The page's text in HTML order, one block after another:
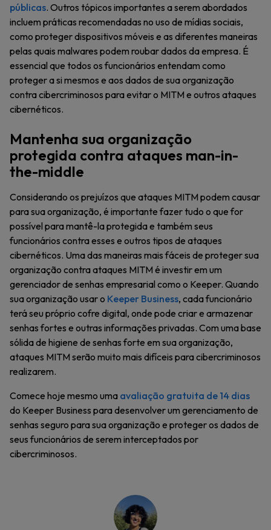
públicas. Outros tópicos importantes a serem abordados
incluem práticas recomendadas no uso de mídias sociais,
como proteger dispositivos móveis e as diferentes maneiras
pelas quais malwares podem roubar dados da empresa. É
essencial que todos os funcionários entendam como
proteger a si mesmos e aos dados de sua organização
contra cibercriminosos para evitar o MITM e outros ataques
cibernéticos.
Mantenha sua organização
protegida contra ataques man-in-
the-middle
Considerando os prejuízos que ataques MITM podem causar
para sua organização, é importante fazer tudo o que for
possível para mantê-la protegida e também seus
funcionários contra esses e outros tipos de ataques
cibernéticos. Uma das maneiras mais fáceis de proteger sua
organização contra ataques MITM é investir em um
gerenciador de senhas empresarial como o Keeper. Quando
sua organização usar o Keeper Business, cada funcionário
terá seu próprio cofre digital, onde pode criar e armazenar
senhas fortes e outras informações privadas. Com uma base
sólida de higiene de senhas forte em sua organização,
ataques MITM serão muito mais difíceis para cibercriminosos
realizarem.
Comece hoje mesmo uma avaliação gratuita de 14 dias
do Keeper Business para desenvolver um gerenciamento de
senhas seguro para sua organização e proteger os dados de
seus funcionários de serem interceptados por
cibercriminosos.